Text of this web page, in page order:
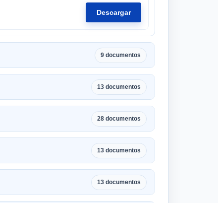
Descargar
9 documentos
13 documentos
28 documentos
13 documentos
13 documentos